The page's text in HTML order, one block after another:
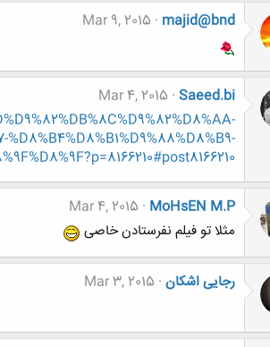
majid@bnd
Mar 9, 2015
Saeed.bi
Mar 4, 2015
MoHsEN M.P
Mar 4, 2015
مثلا تو فیلم نفرستادن خاصی
رجایی اشکان Mar 3, 2015